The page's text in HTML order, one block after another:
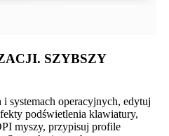
SZYBSZY
systemach operacyjnych, edytuj
podświetlenia klawiatury,
myszy, przypisuj profile